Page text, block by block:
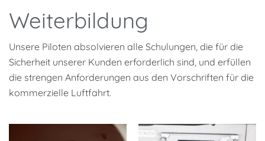
Weiterbildung
Unsere Piloten absolvieren alle Schulungen, die für die
Sicherheit unserer Kunden erforderlich sind, und erfüllen
die strengen Anforderungen aus den Vorschriften für die
kommerzielle Luftfahrt.